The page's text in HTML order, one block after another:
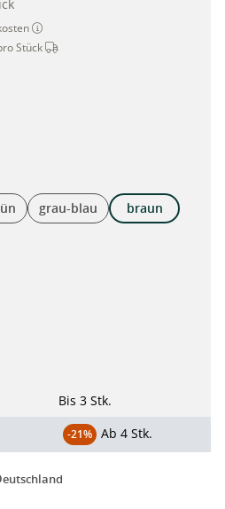
Stück Dieser Artikel wird per Spedition
grau-blau
braun
Bis 3 Stk.
-21% Ab 4 Stk.